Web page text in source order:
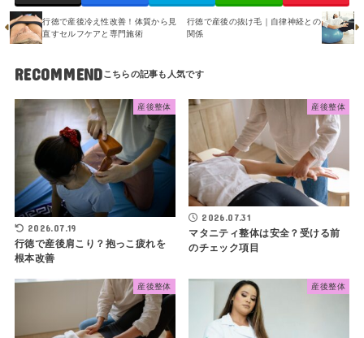
行徳で産後冷え性改善！体質から見
直すセルフケアと専門施術
行徳で産後の抜け毛｜自律神経との
関係
RECOMMEND
産後整体
2026.07.19
行徳で産後肩こり？抱っこ疲れを
根本改善
産後整体
2026.07.31
マタニティ整体は安全？受ける前
のチェック項目
産後整体 産後整体